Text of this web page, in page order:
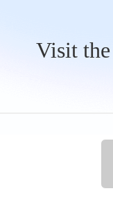
Visit